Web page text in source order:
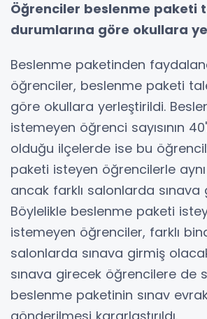
Öğrenciler beslenme paketi
durumlarına göre okullara
Beslenme paketinden
öğrenciler, beslenme paketi
göre okullara yerleştirildi.
istemeyen öğrenci sayısının
olduğu ilçelerde ise bu
paketi isteyen öğrencilerle
ancak farklı salonlarda sınava
Böylelikle beslenme paketi
istemeyen öğrenciler, farklı
salonlarda sınava girmiş
sınava girecek öğrencilere de
beslenme paketinin sınav